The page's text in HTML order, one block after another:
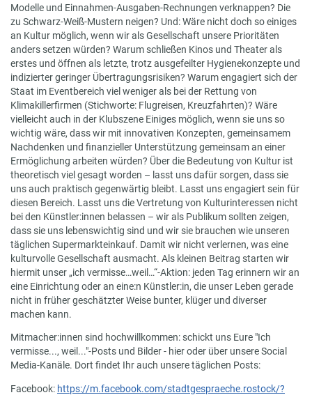
Modelle und Einnahmen-Ausgaben-Rechnungen verknappen? Die
zu Schwarz-Weiß-Mustern neigen? Und: Wäre nicht doch so einiges
an Kultur möglich, wenn wir als Gesellschaft unsere Prioritäten
anders setzen würden? Warum schließen Kinos und Theater als
erstes und öffnen als letzte, trotz ausgefeilter Hygienekonzepte und
indizierter geringer Übertragungsrisiken? Warum engagiert sich der
Staat im Eventbereich viel weniger als bei der Rettung von
Klimakillerfirmen (Stichworte: Flugreisen, Kreuzfahrten)? Wäre
vielleicht auch in der Klubszene Einiges möglich, wenn sie uns so
wichtig wäre, dass wir mit innovativen Konzepten, gemeinsamem
Nachdenken und finanzieller Unterstützung gemeinsam an einer
Ermöglichung arbeiten würden? Über die Bedeutung von Kultur ist
theoretisch viel gesagt worden – lasst uns dafür sorgen, dass sie
uns auch praktisch gegenwärtig bleibt. Lasst uns engagiert sein für
diesen Bereich. Lasst uns die Vertretung von Kulturinteressen nicht
bei den Künstler:innen belassen – wir als Publikum sollten zeigen,
dass sie uns lebenswichtig sind und wir sie brauchen wie unseren
täglichen Supermarkteinkauf. Damit wir nicht verlernen, was eine
kulturvolle Gesellschaft ausmacht. Als kleinen Beitrag starten wir
hiermit unser „ich vermisse…weil…“-Aktion: jeden Tag erinnern wir an
eine Einrichtung oder an eine:n Künstler:in, die unser Leben gerade
nicht in früher geschätzter Weise bunter, klüger und diverser
machen kann.
Mitmacher:innen sind hochwillkommen: schickt uns Eure "Ich
vermisse..., weil..."-Posts und Bilder - hier oder über unsere Social
Media-Kanäle. Dort findet Ihr auch unsere täglichen Posts:
Facebook: https://m.facebook.com/stadtgespraeche.rostock/?